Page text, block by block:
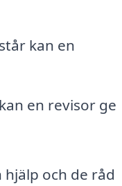
kan en
en revisor ge
och de råd